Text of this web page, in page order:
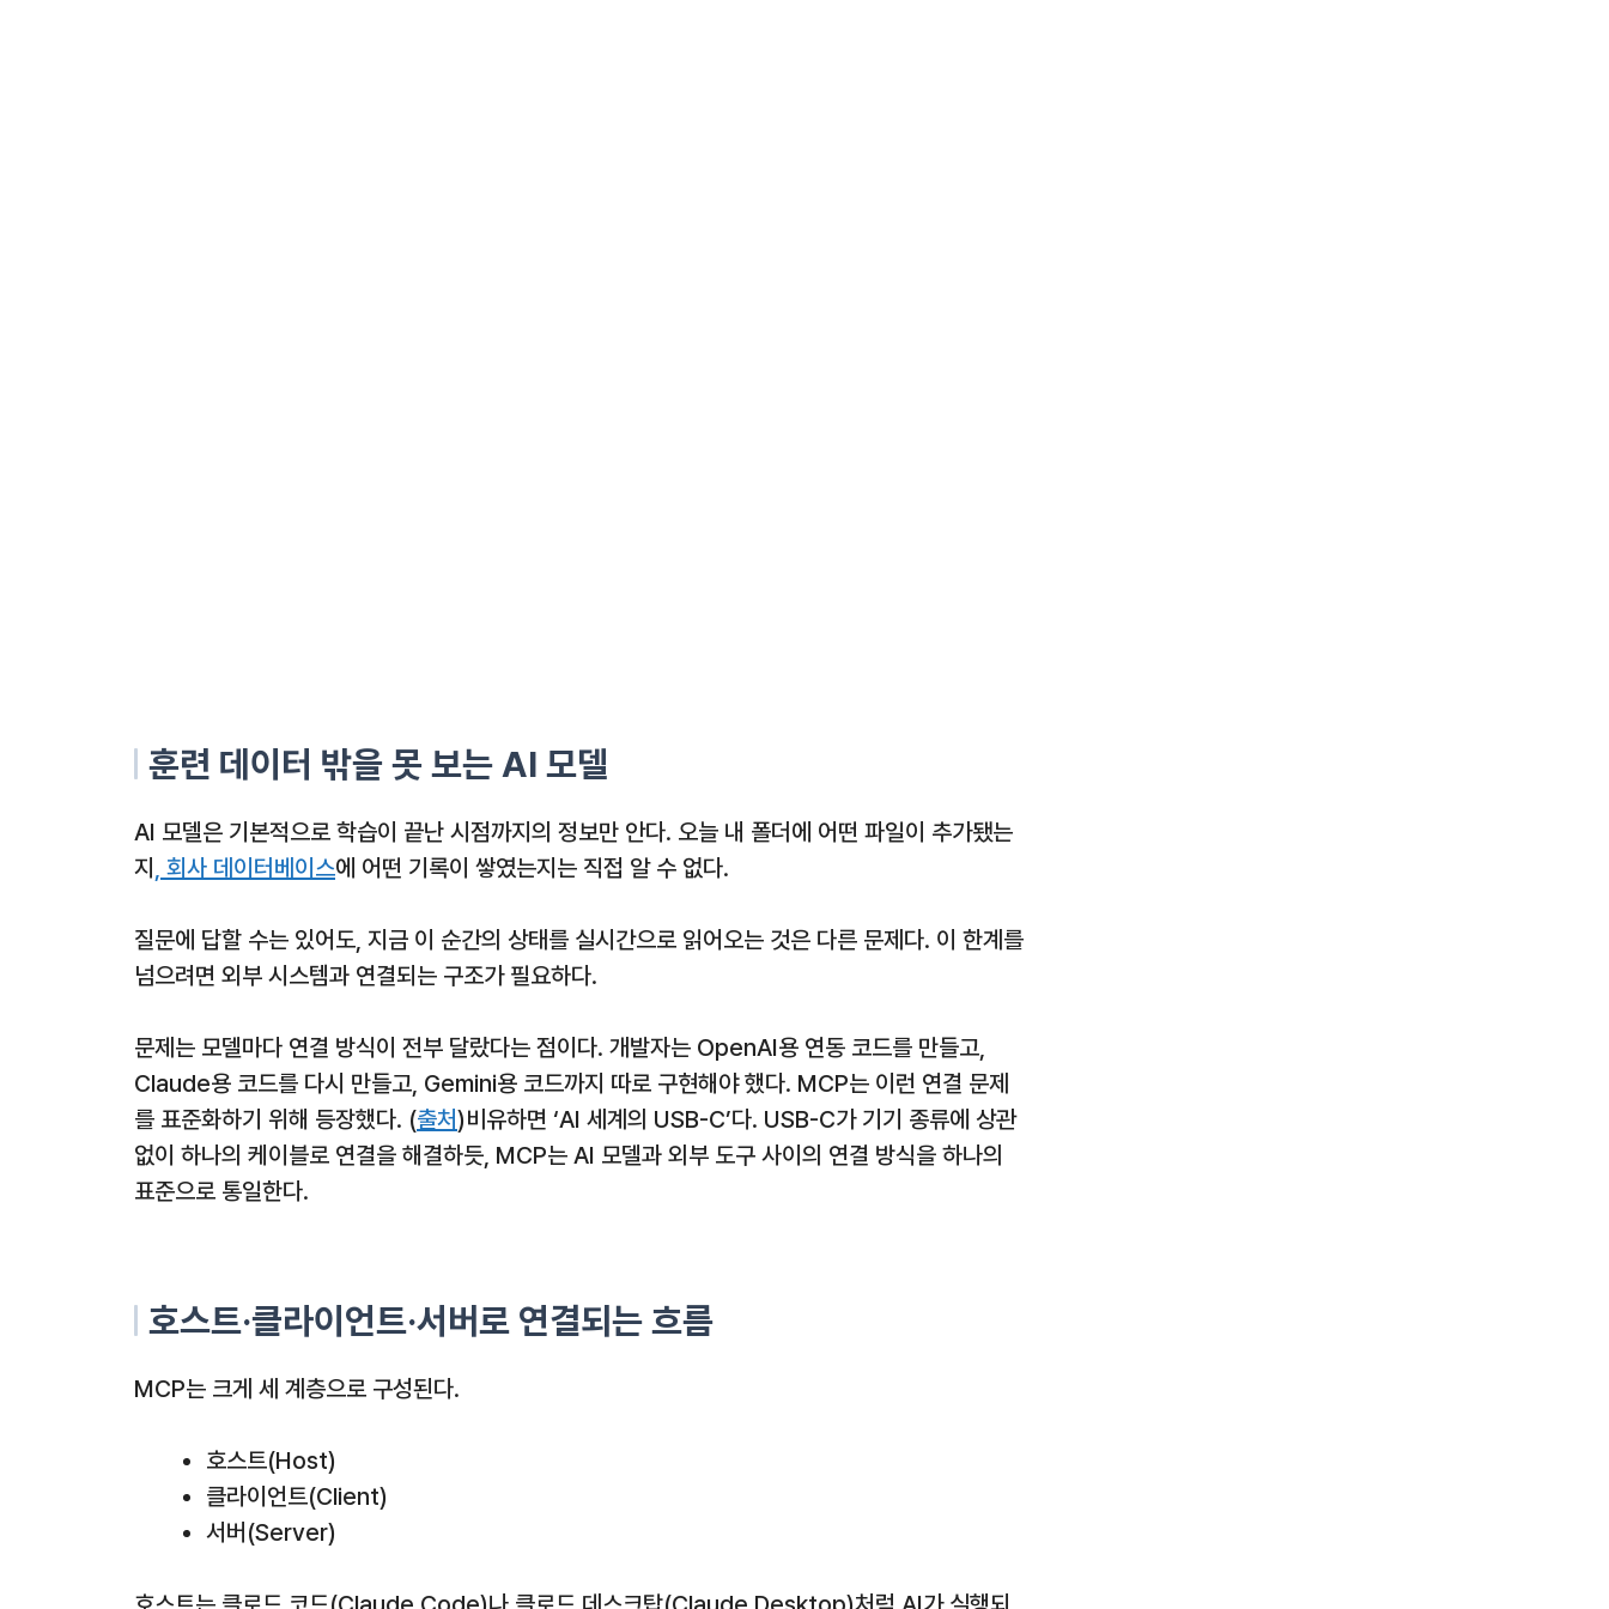
훈련 데이터 밖을 못 보는 AI 모델
AI 모델은 기본적으로 학습이 끝난 시점까지의 정보만 안다. 오늘 내 폴더에 어떤 파일이 추가됐는
지 , 회사 데이터베이스에 어떤 기록이 쌓였는지는 직접 알 수 없다.
질문에 답할 수는 있어도, 지금 이 순간의 상태를 실시간으로 읽어오는 것은 다른 문제다. 이 한계를
넘으려면 외부 시스템과 연결되는 구조가 필요하다.
문제는 모델마다 연결 방식이 전부 달랐다는 점이다. 개발자는 OpenAI용 연동 코드를 만들고,
Claude용 코드를 다시 만들고, Gemini용 코드까지 따로 구현해야 했다. MCP는 이런 연결 문제
를 표준화하기 위해 등장했다. (출처)비유하면 ‘AI 세계의 USB-C’다. USB-C가 기기 종류에 상관
없이 하나의 케이블로 연결을 해결하듯, MCP는 AI 모델과 외부 도구 사이의 연결 방식을 하나의
표준으로 통일한다.
호스트·클라이언트·서버로 연결되는 흐름
MCP는 크게 세 계층으로 구성된다.
호스트(Host)
클라이언트(Client)
서버(Server)